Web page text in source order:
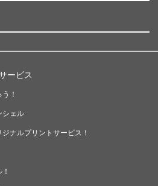
ービス
！
シェル
ナルプリントサービス！